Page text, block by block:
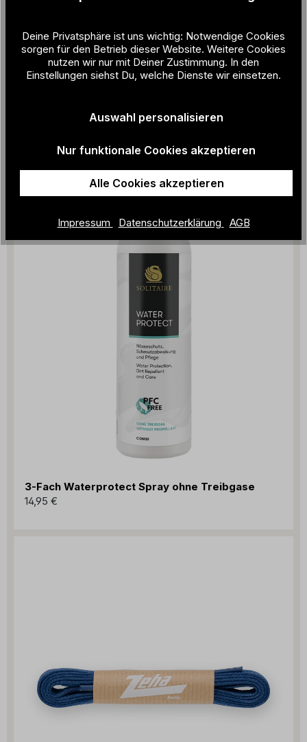
ZEHA Glanzbürste
3-Fach Waterprotect Spray ohne Treibgase
14,95 €
Deine Privatsphäre ist uns wichtig: Notwendige Cookies
sorgen für den Betrieb dieser Website. Weitere Cookies
nutzen wir nur mit Deiner Zustimmung. In den
Einstellungen siehst Du, welche Dienste wir einsetzen.
Auswahl personalisieren
Nur funktionale Cookies akzeptieren
Alle Cookies akzeptieren
Impressum Datenschutzerklärung AGB